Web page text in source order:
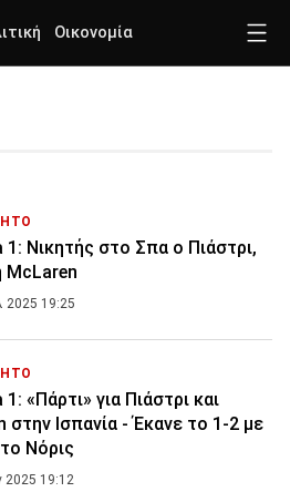
Οικονομία
1: Νικητής στο Σπα ο Πιάστρι,
McLaren
2025 19:25
«Πάρτι» για Πιάστρι και
στην Ισπανία - Έκανε το 1-2 με
Νόρις
2025 19:12